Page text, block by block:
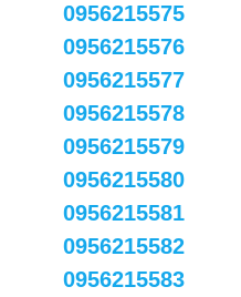
0956215575
0956215576
0956215577
0956215578
0956215579
0956215580
0956215581
0956215582
0956215583